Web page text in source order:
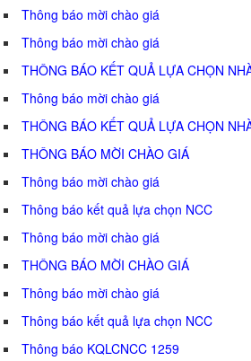
Thông báo mời chào giá
Thông báo mời chào giá
THÔNG BÁO KẾT QUẢ LỰA CHỌN
Thông báo mời chào giá
THÔNG BÁO KẾT QUẢ LỰA CHỌN
THÔNG BÁO MỜI CHÀO GIÁ
Thông báo mời chào giá
Thông báo kết quả lựa chọn NCC
Thông báo mời chào giá
THÔNG BÁO MỜI CHÀO GIÁ
Thông báo mời chào giá
Thông báo kết quả lựa chọn NCC
Thông báo KQLCNCC 1259